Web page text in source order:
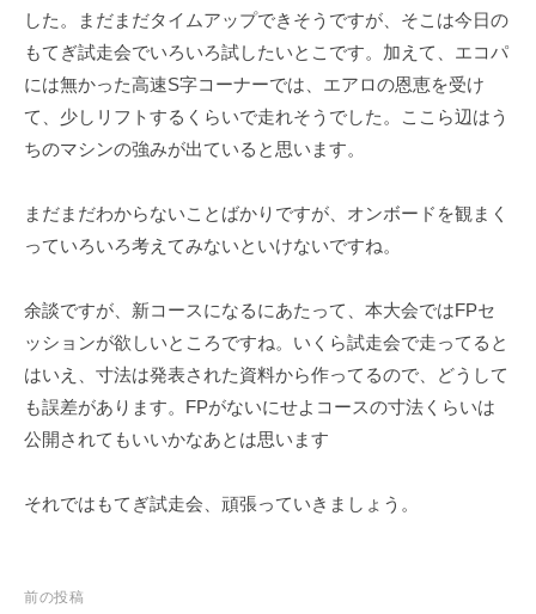
した。まだまだタイムアップできそうですが、そこは今日の
もてぎ試走会でいろいろ試したいとこです。加えて、エコパ
には無かった高速S字コーナーでは、エアロの恩恵を受け
て、少しリフトするくらいで走れそうでした。ここら辺はう
ちのマシンの強みが出ていると思います。
まだまだわからないことばかりですが、オンボードを観まく
っていろいろ考えてみないといけないですね。
余談ですが、新コースになるにあたって、本大会ではFPセ
ッションが欲しいところですね。いくら試走会で走ってると
はいえ、寸法は発表された資料から作ってるので、どうして
も誤差があります。FPがないにせよコースの寸法くらいは
公開されてもいいかなあとは思います
それではもてぎ試走会、頑張っていきましょう。
投
前の投稿